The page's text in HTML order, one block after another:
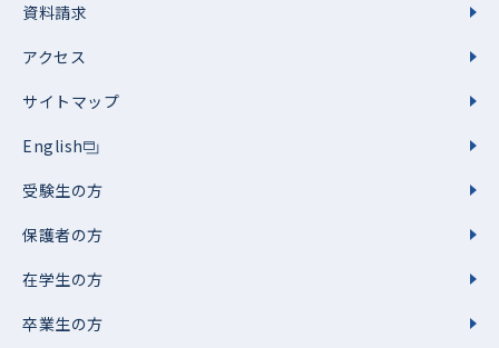
資料請求
アクセス
サイトマップ
English
受験生の方
保護者の方
在学生の方
卒業生の方